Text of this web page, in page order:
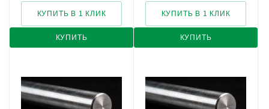
КУПИТЬ
КУПИТЬ В 1 КЛИК
КУПИТЬ
КУПИТЬ В 1 КЛИК